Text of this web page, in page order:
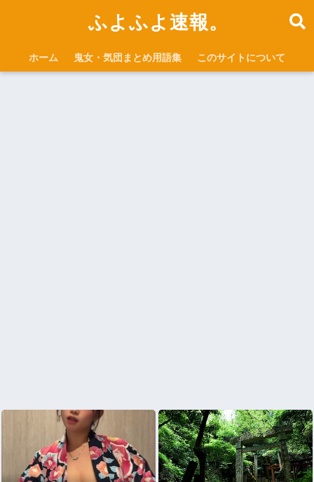
ふよふよ速報。
ホーム 鬼女・気団まとめ用語集 このサイトについて